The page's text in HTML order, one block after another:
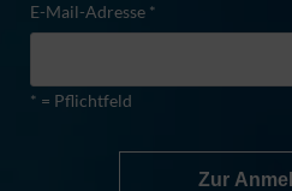
E-Mail-Adresse *
* = Pflichtfeld
Zur